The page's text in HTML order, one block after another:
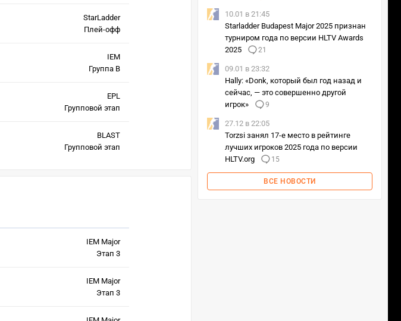
StarLadder
Плей-офф
IEM
Группа B
EPL
Групповой этап
BLAST
Групповой этап
IEM Major
Этап 3
IEM Major
Этап 3
10.01 в 21:45
Starladder Budapest Major 2025 признан
турниром года по версии HLTV Awards
2025
21
09.01 в 23:32
Hally: «Donk, который был год назад и
сейчас, — это совершенно другой
игрок»
9
27.12 в 22:05
Torzsi занял 17-е место в рейтинге
лучших игроков 2025 года по версии
HLTV.org
15
ВСЕ НОВОСТИ